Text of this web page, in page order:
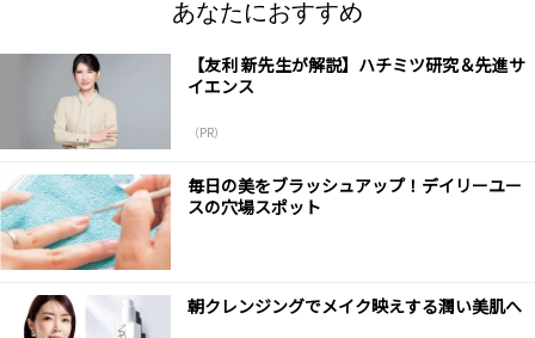
あなたにおすすめ
【友利 新先生が解説】ハチミツ研究＆先進サ
イエンス
（PR）
毎日の美をブラッシュアップ！デイリーユー
スの穴場スポット
朝クレンジングでメイク映えする潤い美肌へ